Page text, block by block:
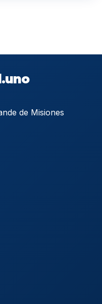
de Misiones